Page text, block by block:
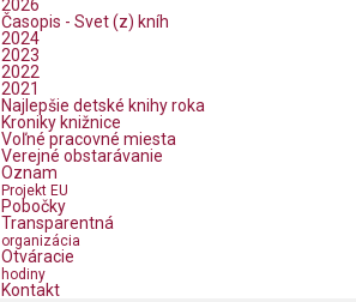
2026
Časopis - Svet (z) kníh
2024
2023
2022
2021
Najlepšie detské knihy roka
Kroniky knižnice
Voľné pracovné miesta
Verejné obstarávanie
Oznam
Projekt EU
Pobočky
Transparentná
organizácia
Otváracie
hodiny
Kontakt